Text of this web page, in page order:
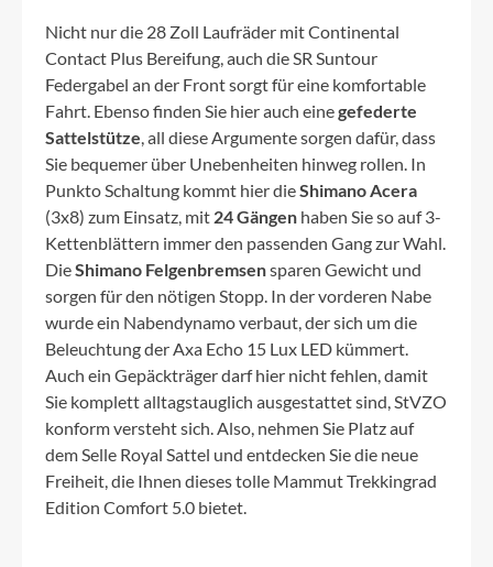
Nicht nur die 28 Zoll Laufräder mit Continental
Contact Plus Bereifung, auch die SR Suntour
Federgabel an der Front sorgt für eine komfortable
Fahrt. Ebenso finden Sie hier auch einegefederte
Sattelstütze, all diese Argumente sorgen dafür, dass
Sie bequemer über Unebenheiten hinweg rollen. In
Punkto Schaltung kommt hier dieShimano Acera
(3x8) zum Einsatz, mit 24 Gängen haben Sie so auf 3-
Kettenblättern immer den passenden Gang zur Wahl.
DieShimano Felgenbremsensparen Gewicht und
sorgen für den nötigen Stopp. In der vorderen Nabe
wurde ein Nabendynamo verbaut, der sich um die
Beleuchtung der Axa Echo 15 Lux LED kümmert.
Auch ein Gepäckträger darf hier nicht fehlen, damit
Sie komplett alltagstauglich ausgestattet sind, StVZO
konform versteht sich. Also, nehmen Sie Platz auf
dem Selle Royal Sattel und entdecken Sie die neue
Freiheit, die Ihnen dieses tolle Mammut Trekkingrad
Edition Comfort 5.0 bietet.